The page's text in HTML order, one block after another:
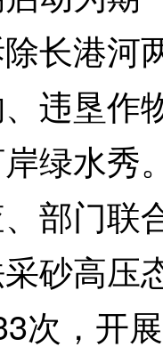
长港河
违垦作
绿水秀
部门联
砂高压
次，开